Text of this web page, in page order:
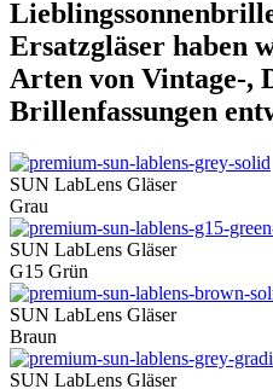
Ersatzgläser haben
Arten von Vintage-,
Brillenfassungen
SUN LabLens Gläser
Grau
SUN LabLens Gläser
G15 Grün
SUN LabLens Gläser
Braun
SUN LabLens Gläser